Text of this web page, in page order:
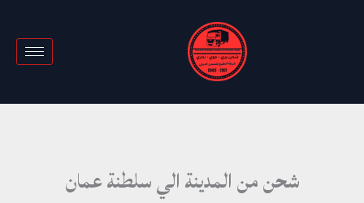
شحن من المدينة الي سلطنة عمان